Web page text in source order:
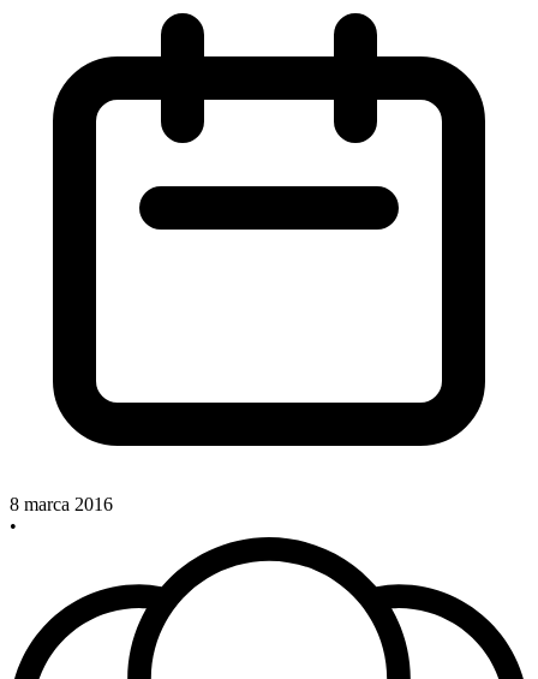
8 marca 2016
•